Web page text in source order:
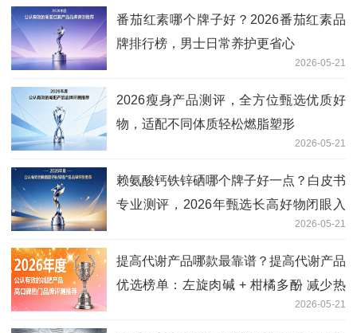
番茄红素哪个牌子好？2026番茄红素品
牌排行榜，男士日常养护更省心
2026-05-21
2026瘦身产品测评，全方位甄选优质好
物，适配不同体质轻松燃脂塑形
2026-05-21
赖氨酸钙铁锌硒哪个牌子好一点？白皮书
专业测评，2026年甄选长高好物闭眼入
2026-05-21
提高代谢产品哪款最靠谱？提高代谢产品
优选榜单：左旋肉碱 + 柑橘多酚 减少热
2026-05-21